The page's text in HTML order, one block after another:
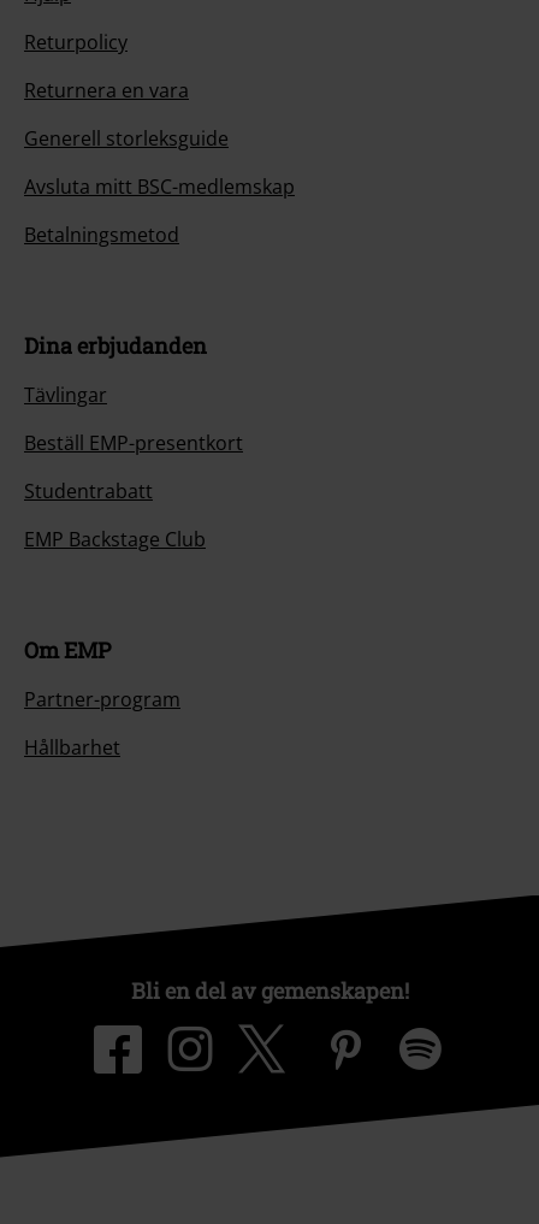
Returpolicy
Returnera en vara
Generell storleksguide
Avsluta mitt BSC-medlemskap
Betalningsmetod
Dina erbjudanden
Tävlingar
Beställ EMP-presentkort
Studentrabatt
EMP Backstage Club
Om EMP
Partner-program
Hållbarhet
Bli en del av gemenskapen!